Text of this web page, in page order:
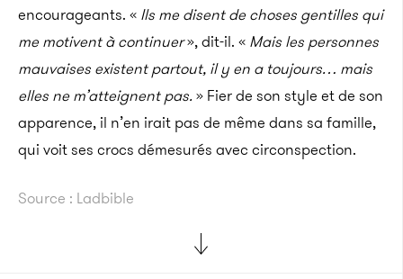
encourageants. « Ils me disent de choses gentilles qui
me motivent à continuer», dit-il. « Mais les personnes
mauvaises existent partout, il y en a toujours… mais
elles ne m’atteignent pas.» Fier de son style et de son
apparence, il n’en irait pas de même dans sa famille,
qui voit ses crocs démesurés avec circonspection.
Source : Ladbible